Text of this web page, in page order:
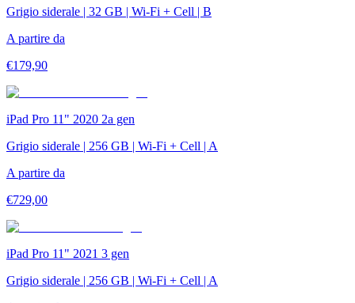
Grigio siderale | 32 GB | Wi-Fi + Cell | B
A partire da
€179,90
iPad Pro 11" 2020 2a gen
Grigio siderale | 256 GB | Wi-Fi + Cell | A
A partire da
€729,00
iPad Pro 11" 2021 3 gen
Grigio siderale | 256 GB | Wi-Fi + Cell | A